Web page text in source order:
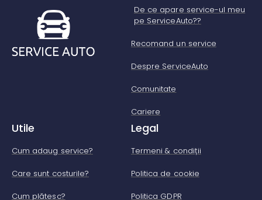
De ce apare service-ul meu
pe ServiceAuto??
Recomand un service
Despre ServiceAuto
Comunitate
Cariere
Utile
Cum adaug service?
Care sunt costurile?
Cum plătesc?
Legal
Termeni & condiții
Politica de cookie
Politica GDPR